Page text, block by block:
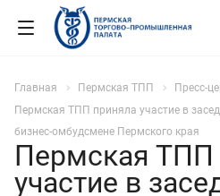
Главная Пермская ТПП Пресс-
Пермская ТПП приняла участие в
бизнес-омбудсмене Пермского края
Пермская ТПП
участие в